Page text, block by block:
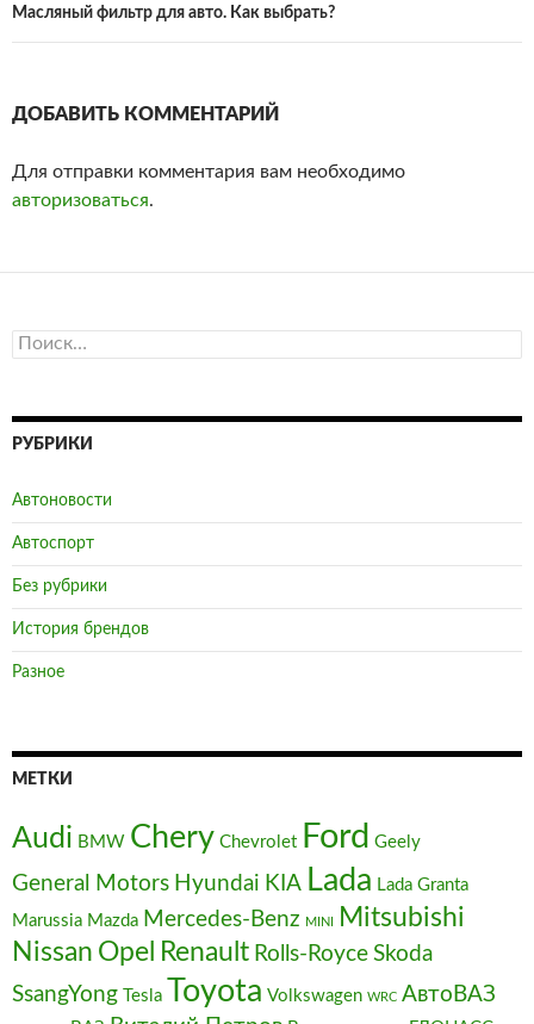
записям
Масляный фильтр для авто. Как выбрать?
ДОБАВИТЬ КОММЕНТАРИЙ
Для отправки комментария вам необходимо
авторизоваться.
Н
а
и
:РУБРИКИ
Автоновости
Автоспорт
Без рубрики
История брендов
Разное
МЕТКИ
Audi BMW Chery Chevrolet Ford Geely
General Motors Hyundai KIA Lada Lada Granta
Marussia Mazda Mercedes-Benz MINI
Mitsubishi
Nissan Opel Renault Rolls-Royce Skoda
SsangYong
Tesla Toyota Volkswagen WRC АвтоВАЗ